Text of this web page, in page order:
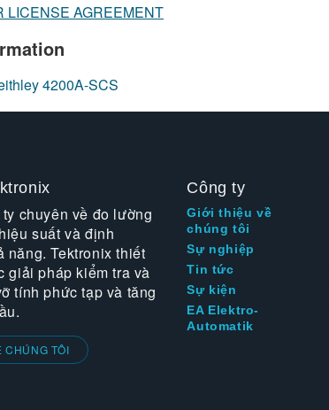
LICENSE AGREEMENT
4200A-SCS
chuyên về đo lường
suất và định
năng. Tektronix thiết
giải pháp kiểm tra và
tính phức tạp và tăng
CHÚNG TÔI
Công ty
Giới thiệu về
chúng tôi
Sự nghiệp
Tin tức
Sự kiện
EA Elektro-
Automatik